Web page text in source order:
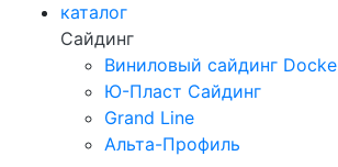
каталог
Сайдинг
Виниловый сайдинг Docke
Ю-Пласт Сайдинг
Grand Line
Альта-Профиль